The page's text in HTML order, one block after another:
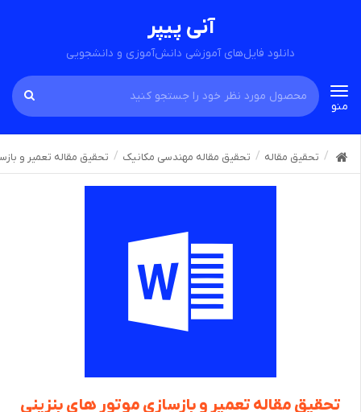
آنی پیپر
دانلود فایل‌های آموزشی دانش‌آموزی و دانشجویی
Toggle
navigation
منو
تحقیق مقاله تحقیق مقاله مهندسی مکانیک تحقیق مقاله تعمیر و
تحقیق مقاله تعمیر و بازسازی موتور های بنزینی